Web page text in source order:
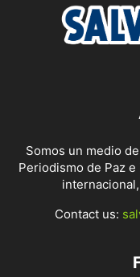
Somos un medio
Periodismo de Paz
Contact us: